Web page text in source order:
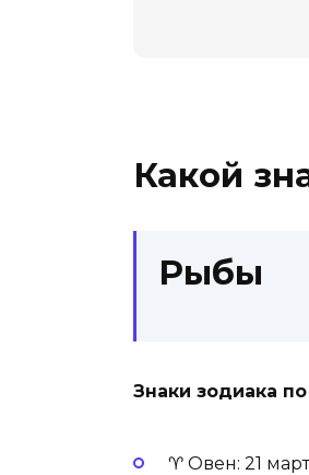
Какой
Рыбы
Знаки зодиака
♈ Овен: 21